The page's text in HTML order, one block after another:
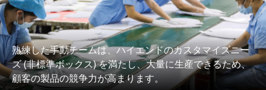
熟練した手動チームは、ハイエンドのカスタマイズニー
ズ (非標準ボックス) を満たし、大量に生産できるため、
顧客の製品の競争力が高まります。